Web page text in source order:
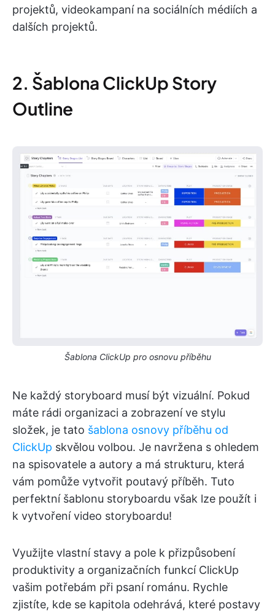
projektů, videokampaní na sociálních médiích a
dalších projektů.
2. Šablona ClickUp Story
Outline
Šablona ClickUp pro osnovu příběhu
Ne každý storyboard musí být vizuální. Pokud
máte rádi organizaci a zobrazení ve stylu
složek, je tato šablona osnovy příběhu od
ClickUp skvělou volbou. Je navržena s ohledem
na spisovatele a autory a má strukturu, která
vám pomůže vytvořit poutavý příběh. Tuto
perfektní šablonu storyboardu však lze použít i
k vytvoření video storyboardu!
Využijte vlastní stavy a pole k přizpůsobení
produktivity a organizačních funkcí ClickUp
vašim potřebám při psaní románu. Rychle
zjistíte, kde se kapitola odehrává, které postavy